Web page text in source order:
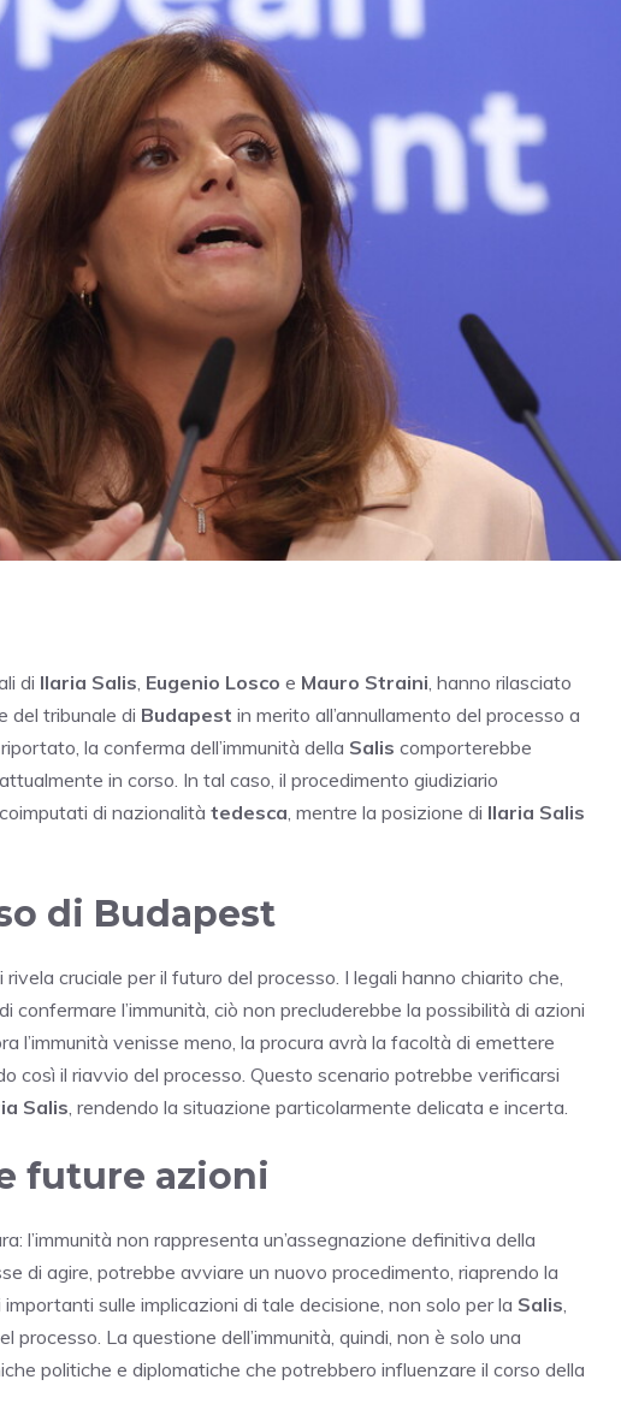
di Ilaria Salis Eugenio Losco e Mauro Straini , hanno rilasciato
del tribunale di Budapest in merito all’annullamento del processo a
la conferma dell’immunità della Salis comporterebbe
in corso. In tal caso, il procedimento giudiziario
di nazionalità tedesca , mentre la posizione di Ilaria Salis
di Budapest
rivela cruciale per il futuro del processo. I legali hanno chiarito che,
confermare l’immunità, ciò non precluderebbe la possibilità di azioni
l’immunità venisse meno, la procura avrà la facoltà di emettere
così il riavvio del processo. Questo scenario potrebbe verificarsi
Salis , rendendo la situazione particolarmente delicata e incerta.
future azioni
l’immunità non rappresenta un’assegnazione definitiva della
di agire, potrebbe avviare un nuovo procedimento, riaprendo la
sulle implicazioni di tale decisione, non solo per la Salis
La questione dell’immunità, quindi, non è solo una
politiche e diplomatiche che potrebbero influenzare il corso della